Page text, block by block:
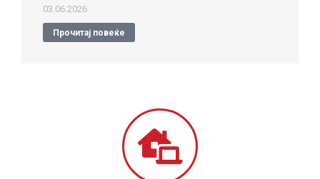
03.06.2026
Прочитај повеќе